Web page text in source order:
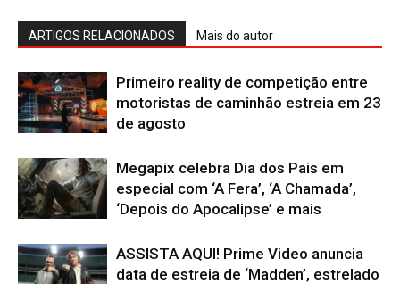
ARTIGOS RELACIONADOS Mais do autor
Primeiro reality de competição entre
motoristas de caminhão estreia em 23
de agosto
Megapix celebra Dia dos Pais em
especial com ‘A Fera’, ‘A Chamada’,
‘Depois do Apocalipse’ e mais
ASSISTA AQUI! Prime Video anuncia
data de estreia de ‘Madden’, estrelado